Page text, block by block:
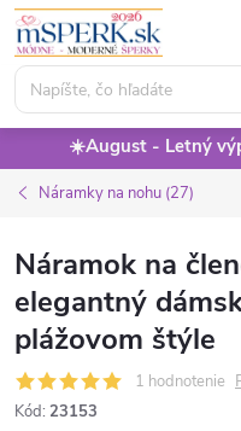
Prejsť
obsah
☀️August - Letný
Náramky na nohu (27)
Náramok na
elegantný
plážovom štýle
1 hodnotenie
Kód: 23153